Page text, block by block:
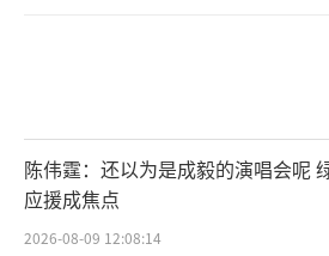
陈伟霆：还以为是成毅的演唱会呢
应援成焦点
2026-08-09 12:08:14